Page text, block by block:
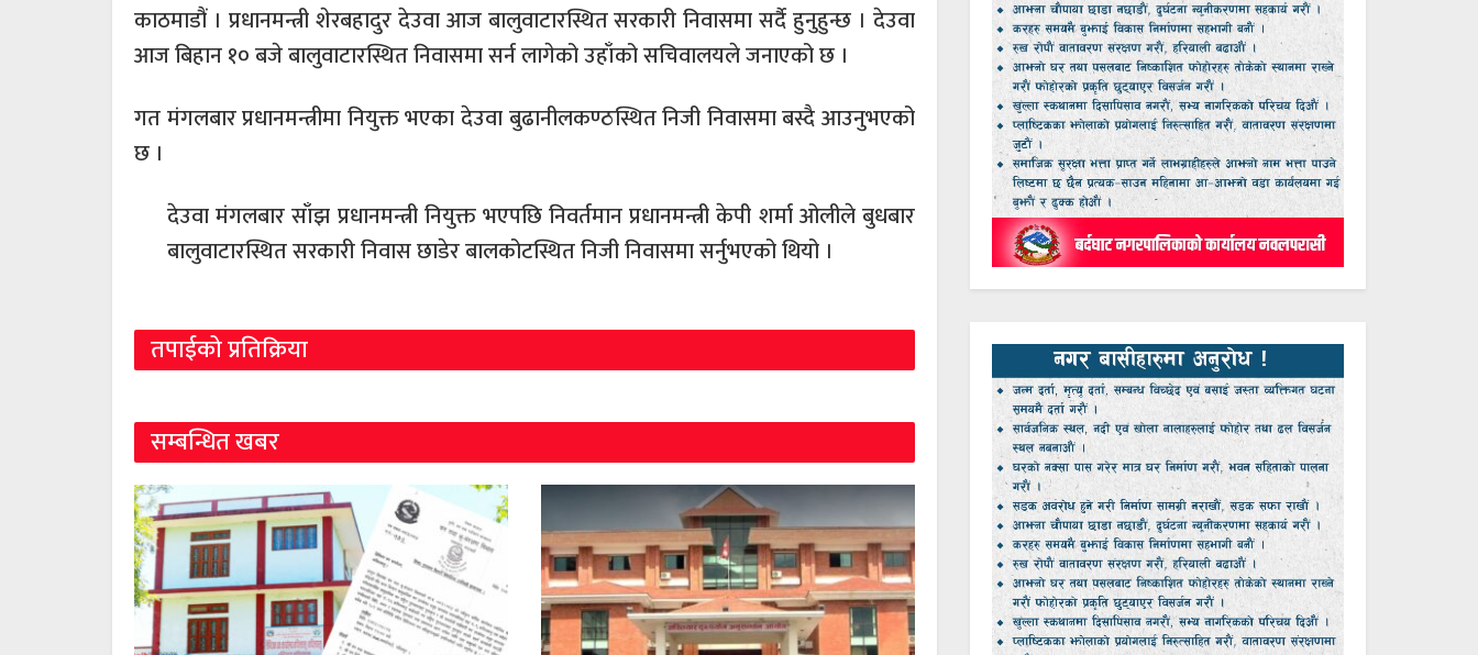
काठमाडौं । प्रधानमन्त्री शेरबहादुर देउवा आज बालुवाटारस्थित सरकारी निवासमा सर्दै हुनुहुन्छ । देउवा
आज बिहान १० बजे बालुवाटारस्थित निवासमा सर्न लागेको उहाँको सचिवालयले जनाएको छ ।
गत मंगलबार प्रधानमन्त्रीमा नियुक्त भएका देउवा बुढानीलकण्ठस्थित निजी निवासमा बस्दै आउनुभएको
छ ।
देउवा मंगलबार साँझ प्रधानमन्त्री नियुक्त भएपछि निवर्तमान प्रधानमन्त्री केपी शर्मा ओलीले बुधबार
बालुवाटारस्थित सरकारी निवास छाडेर बालकोटस्थित निजी निवासमा सर्नुभएको थियो ।
तपाईको प्रतिक्रिया
सम्बन्धित खबर